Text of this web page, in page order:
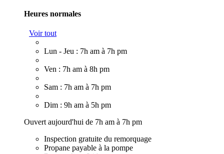
Heures normales
Voir tout
Lun - Jeu : 7h am à 7h pm
Ven : 7h am à 8h pm
Sam : 7h am à 7h pm
Dim : 9h am à 5h pm
Ouvert aujourd'hui de 7h am à 7h pm
Inspection gratuite du remorquage
Propane payable à la pompe